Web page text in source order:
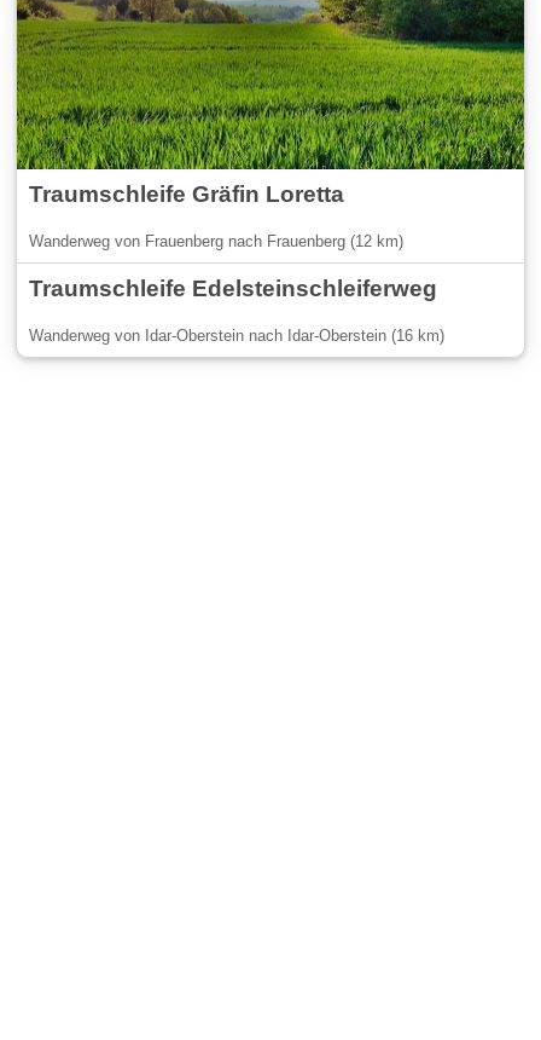
Traumschleife Gräfin Loretta
Wanderweg von Frauenberg nach Frauenberg (12 km)
Traumschleife Edelsteinschleiferweg
Wanderweg von Idar-Oberstein nach Idar-Oberstein (16 km)